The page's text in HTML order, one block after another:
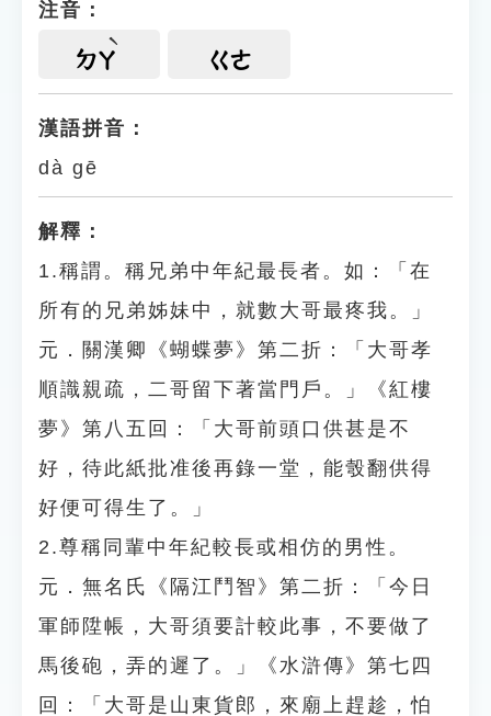
注音：
ㄉㄚ ㄍㄜ
漢語拼音：
dà gē
解釋：
1.稱謂。稱兄弟中年紀最長者。如：「在
所有的兄弟姊妹中，就數大哥最疼我。」
元．關漢卿《蝴蝶夢》第二折：「大哥孝
順識親疏，二哥留下著當門戶。」《紅樓
夢》第八五回：「大哥前頭口供甚是不
好，待此紙批准後再錄一堂，能彀翻供得
好便可得生了。」
2.尊稱同輩中年紀較長或相仿的男性。
元．無名氏《隔江鬥智》第二折：「今日
軍師陞帳，大哥須要計較此事，不要做了
馬後砲，弄的遲了。」《水滸傳》第七四
回：「大哥是山東貨郎，來廟上趕趁，怕